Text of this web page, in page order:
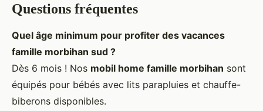
Questions fréquentes
Quel âge minimum pour profiter des vacances
famille morbihan sud ?
Dès 6 mois ! Nos mobil home famille morbihan sont
équipés pour bébés avec lits parapluies et chauffe-
biberons disponibles.